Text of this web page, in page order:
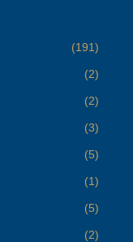
(191)
(2)
(2)
(3)
(5)
(1)
(5)
(2)